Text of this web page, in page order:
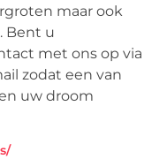
maar ook
Bent u
met ons op via
zodat een van
uw droom